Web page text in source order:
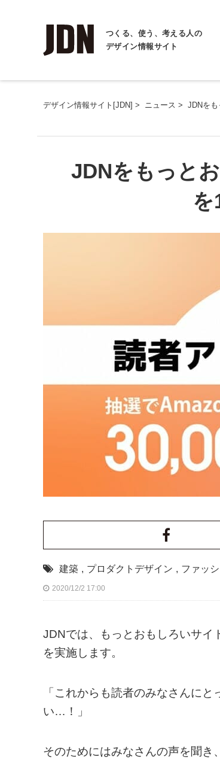
つくる、使う、考える人の
デザイン情報サイト
デザイン情報サイト[JDN] > ニュース > JDNを
JDNをもっと
を
建築 , プロダクトデザイン , ファッ
2020/12/2 17:00
JDNでは、もっとおもしろいサイ
を実施します。
「これからも読者のみなさんに
い…！」
そのためにはみなさんの声を聞き